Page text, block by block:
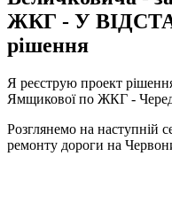
ЖКГ - У
рішення
Я реєструю проект
Ямщикової по ЖКГ -
Розглянемо на наступній
ремонту дороги на